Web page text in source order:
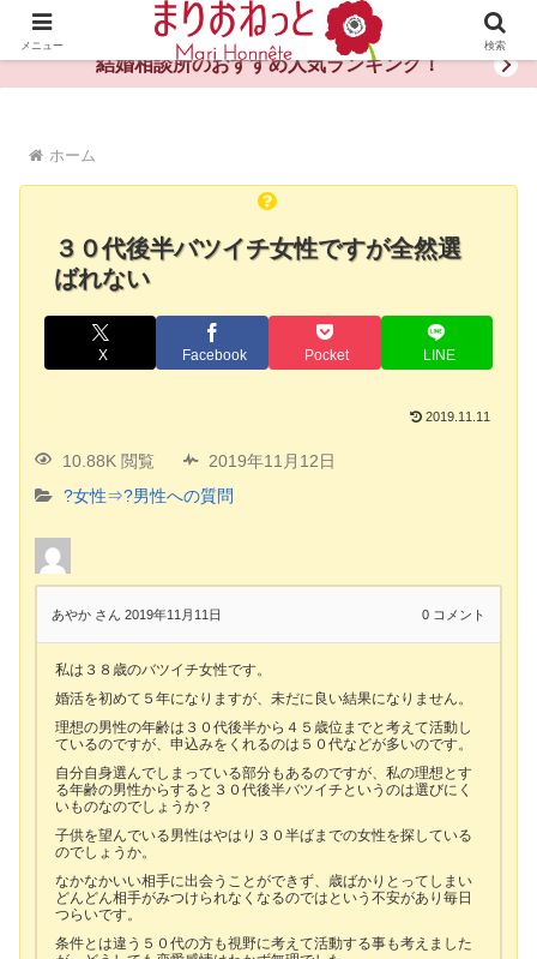
婚活や出会いの体験談・評判・秘訣がわかる情報サイト
結婚相談所のおすすめ人気ランキング！
ホーム
３０代後半バツイチ女性ですが全然選
ばれない
X Facebook Pocket LINE
2019.11.11
10.88K 閲覧
2019年11月12日
?女性⇒?男性への質問
あやか さん 2019年11月11日 0 コメント
私は３８歳のバツイチ女性です。
婚活を初めて５年になりますが、未だに良い結果になりません。
理想の男性の年齢は３０代後半から４５歳位までと考えて活動し
ているのですが、申込みをくれるのは５０代などが多いのです。
自分自身選んでしまっている部分もあるのですが、私の理想とす
る年齢の男性からすると３０代後半バツイチというのは選びにく
いものなのでしょうか？
子供を望んでいる男性はやはり３０半ばまでの女性を探している
のでしょうか。
なかなかいい相手に出会うことができず、歳ばかりとってしまい
どんどん相手がみつけられなくなるのではという不安があり毎日
つらいです。
条件とは違う５０代の方も視野に考えて活動する事も考えました
メニュー 検索